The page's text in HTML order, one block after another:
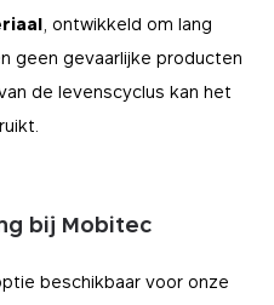
, ontwikkeld om lang
geen gevaarlijke producten
de levenscyclus kan het
bij Mobitec
beschikbaar voor onze